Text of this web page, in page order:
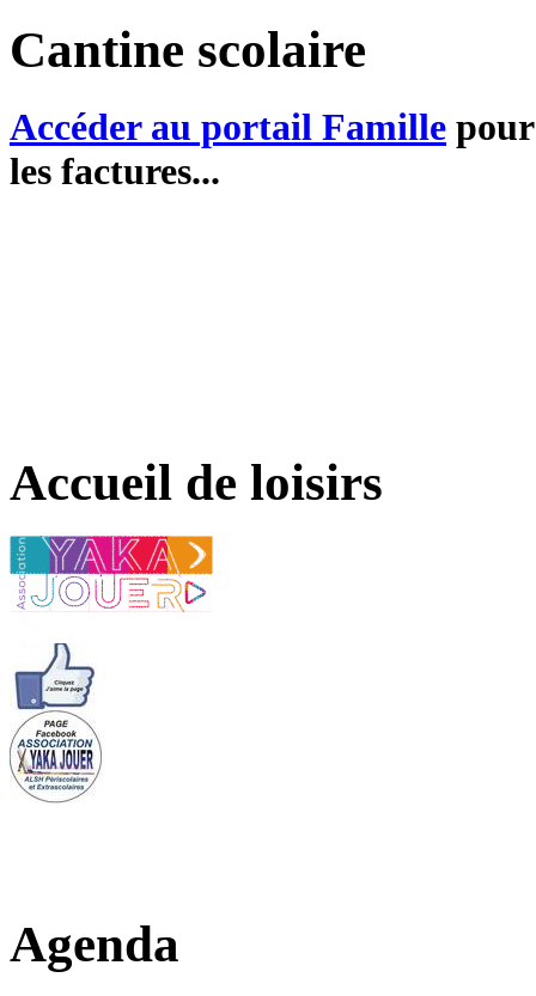
Cantine scolaire
Accéder au portail Famille
les factures...
Accueil de loisirs
Agenda